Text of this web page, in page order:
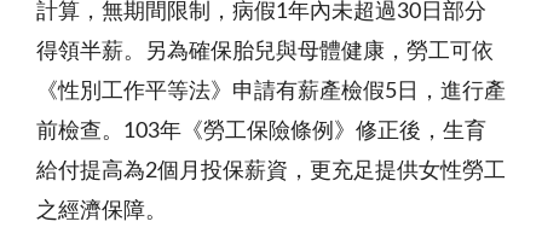
計算，無期間限制，病假1年內未超過30日部分
得領半薪。另為確保胎兒與母體健康，勞工可依
《性別工作平等法》申請有薪產檢假5日，進行產
前檢查。103年《勞工保險條例》修正後，生育
給付提高為2個月投保薪資，更充足提供女性勞工
之經濟保障。